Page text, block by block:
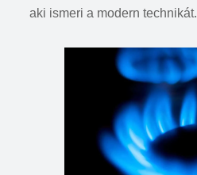
aki ismeri a modern technikát.